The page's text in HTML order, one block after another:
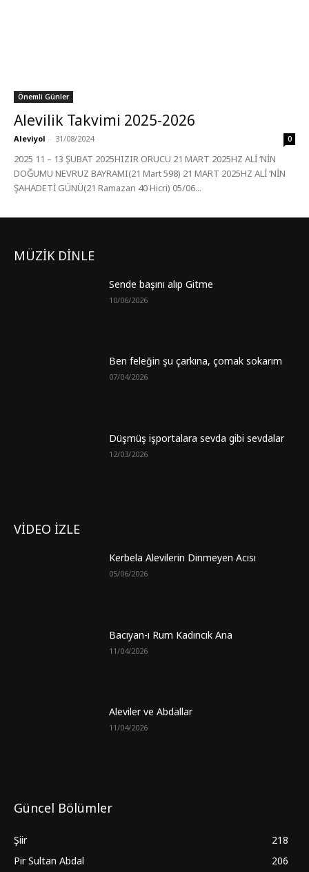
Önemli Günler
Alevilik Takvimi 2025-2026
Aleviyol - 31/08/2024 0
2025 11 – 13 ŞUBAT 2025HIZIR ORUCU 21 MART 2025HZ ALİ ‘NİN
DOĞUMU NEVRUZ BAYRAMI(21 Mart 598) 21 MART 2025HZ ALİ ‘NİN
ŞAHADETİ GÜNÜ(21 Ramazan 40 Hicri) 05/06...
MÜZİK DİNLE
Sende başını alıp Gitme
10/06/2026
Ben feleğin şu çarkına, çomak sokarım
07/04/2026
Düşmüş işportalara sevda gibi sevdalar
12/03/2026
VİDEO İZLE
Kerbela Alevilerin Dinmeyen Acısı
05/06/2026
Bacıyan-ı Rum Kadıncık Ana
11/04/2026
Aleviler ve Abdallar
11/04/2026
Güncel Bölümler
Şiir
218
Pir Sultan Abdal
206